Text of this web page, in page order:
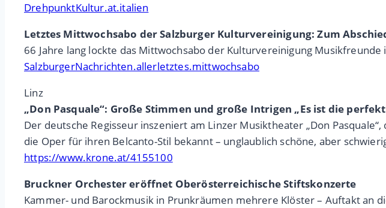
DrehpunktKultur.at.italien
Letztes Mittwochsabo der Salzburger Kulturvereinigung: Zum
66 Jahre lang lockte das Mittwochsabo der Kulturvereinigung
SalzburgerNachrichten.allerletztes.mittwochsabo
Linz
„Don Pasquale“: Große Stimmen und große Intrigen „Es ist die
Der deutsche Regisseur inszeniert am Linzer Musiktheater „Don
die Oper für ihren Belcanto-Stil bekannt – unglaublich schöne, aber
https://www.krone.at/4155100
Bruckner Orchester eröffnet Oberösterreichische Stiftskonzerte
Kammer- und Barockmusik in Prunkräumen mehrere Klöster – Auftakt